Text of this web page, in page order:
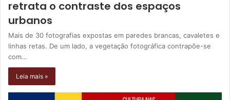
retrata o contraste dos espaços
urbanos
Mais de 30 fotografias expostas em paredes brancas, cavaletes e
linhas retas. De um lado, a vegetação fotográfica contrapõe-se
com…
Leia mais »